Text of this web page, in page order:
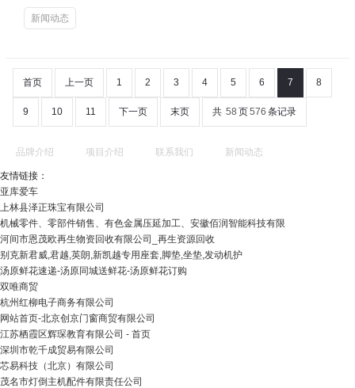
新闻动态
首页 上一页 1 2 3 4 5 6 7 8
9 10 11 下一页 末页 共 58 页576 条记录
品牌介绍 项目介绍 联系我们 新闻动态
友情链接：
亚库爱车
上林县泽正珠宝有限公司
机械零件、零部件销售、有色金属压延加工、安徽佰润智能科技有限
河间市恩茂欧再生物资回收有限公司_再生资源回收
别克新君威,君越,英朗,新凯越专用座套,脚垫,坐垫,发动机护
汤原鲜花速递-汤原同城送鲜花-汤原鲜花订购
双唯商贸
杭州红柳电子商务有限公司
网站首页-北京创京门窗商贸有限公司
江苏栖霞区辉琛教育有限公司 - 首页
深圳市乾千成贸易有限公司
芯易科技（北京）有限公司
茂名市灯倒主机配件有限责任公司